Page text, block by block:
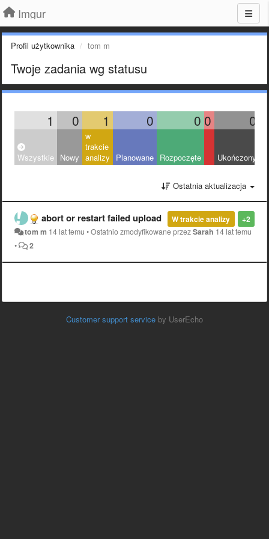
Imgur
Profil użytkownika tom m
Twoje zadania wg statusu
1 0 1 0 0 0 0
Wszystkie Nowy
w
trakcie
analizy
Planowane Rozpoczęte Ukończony
Ostatnia aktualizacja
+2
W trakcie analizy
abort or restart failed upload
tom m 14 lat temu •Ostatnio zmodyfikowane przezSarah 14 lat temu
•
2
Customer support service by UserEcho